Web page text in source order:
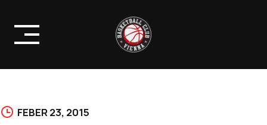
content
FEBER 23, 2015